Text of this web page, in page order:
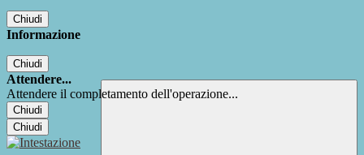
Chiudi
Informazione
Chiudi
Attendere...
Attendere il completamento dell'operazione...
Chiudi
Chiudi